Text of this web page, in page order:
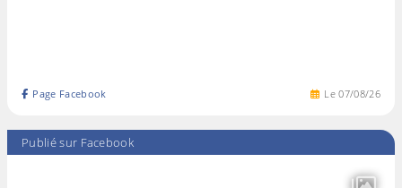
Le07/08/26
Page Facebook
Publié sur Facebook